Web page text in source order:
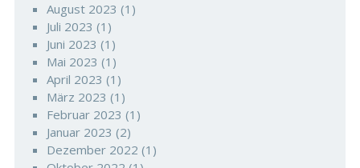
August 2023 (1)
Juli 2023 (1)
Juni 2023 (1)
Mai 2023 (1)
April 2023 (1)
März 2023 (1)
Februar 2023 (1)
Januar 2023 (2)
Dezember 2022 (1)